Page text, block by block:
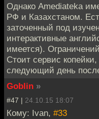
Однако Amediateka
РФ и Казахстаном.
заточенный под
интерактивные
имеется).
Стоит сервис
следующий день
Goblin »
#47 | 24.10.15 18:07
Кому: Ivan, #33